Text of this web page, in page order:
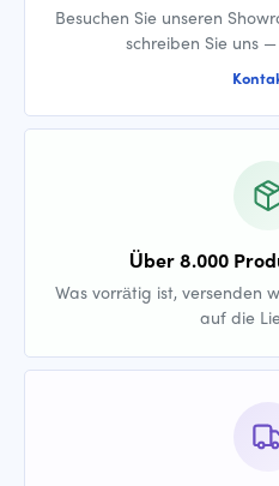
Besuchen Sie unseren
schreiben Sie uns
Über 8.000
Was vorrätig ist, versenden
auf die